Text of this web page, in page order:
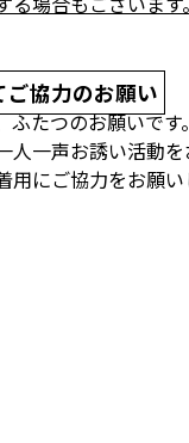
ご協力のお願い
たつのお願いです。
一声お誘い活動を
にご協力をお願い